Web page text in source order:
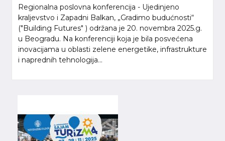
Regionalna poslovna konferencija - Ujedinjeno
kraljevstvo i Zapadni Balkan, „Gradimo budućnosti“
("Building Futures" ) održana je 20. novembra 2025.g.
u Beogradu. Na konferenciji koja je bila posvećena
inovacijama u oblasti zelene energetike, infrastrukture
i naprednih tehnologija...